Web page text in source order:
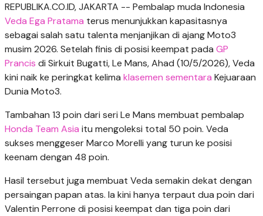
REPUBLIKA.CO.ID, JAKARTA -- Pembalap muda Indonesia
Veda Ega Pratama terus menunjukkan kapasitasnya
sebagai salah satu talenta menjanjikan di ajang Moto3
musim 2026. Setelah finis di posisi keempat pada GP
Prancis di Sirkuit Bugatti, Le Mans, Ahad (10/5/2026), Veda
kini naik ke peringkat kelima klasemen sementara Kejuaraan
Dunia Moto3.
Tambahan 13 poin dari seri Le Mans membuat pembalap
Honda Team Asia itu mengoleksi total 50 poin. Veda
sukses menggeser Marco Morelli yang turun ke posisi
keenam dengan 48 poin.
Hasil tersebut juga membuat Veda semakin dekat dengan
persaingan papan atas. Ia kini hanya terpaut dua poin dari
Valentin Perrone di posisi keempat dan tiga poin dari